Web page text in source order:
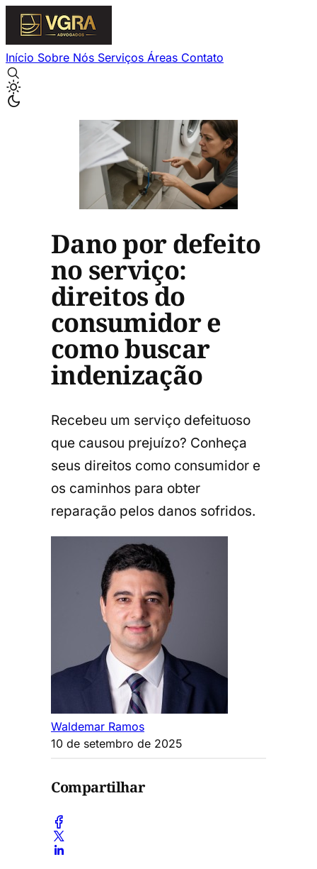
Início Sobre Nós Serviços Áreas Contato
Dano por defeito
no serviço:
direitos do
consumidor e
como buscar
indenização
Recebeu um serviço defeituoso
que causou prejuízo? Conheça
seus direitos como consumidor e
os caminhos para obter
reparação pelos danos sofridos.
Waldemar Ramos
10 de setembro de 2025
Compartilhar